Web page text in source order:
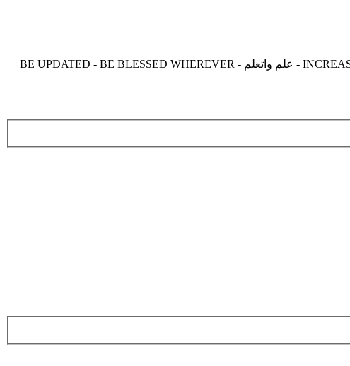
موقع زدنى علما zdny3lma - عالم بلا حدود من العلم و التعلم و المعرفة - INCREASE ME IN KNOWLEDGE - BE BENEFIT - BE USEFUL - علم واتعلم - BE UPDATED - BE BLESSED WHEREVER